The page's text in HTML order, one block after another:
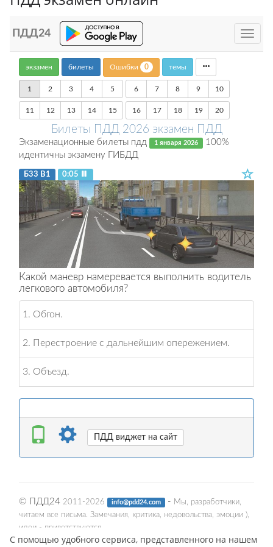
С помощью удобного сервиса, представленного на нашем